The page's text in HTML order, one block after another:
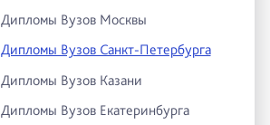
Дипломы Вузов Москвы
Дипломы Вузов Санкт-Петербурга
Дипломы Вузов Казани
Дипломы Вузов Екатеринбурга